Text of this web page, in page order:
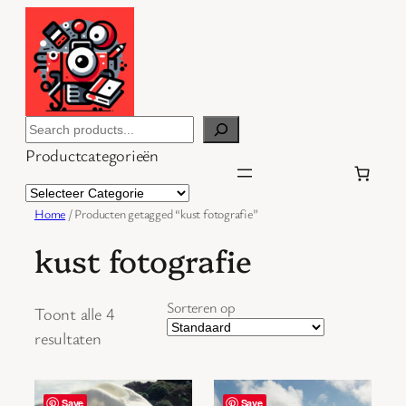
inhoud
Search
Productcategorieën
Home / Producten getagged “kust fotografie”
kust fotografie
Toont alle 4
resultaten
Sorteren op
Save Save